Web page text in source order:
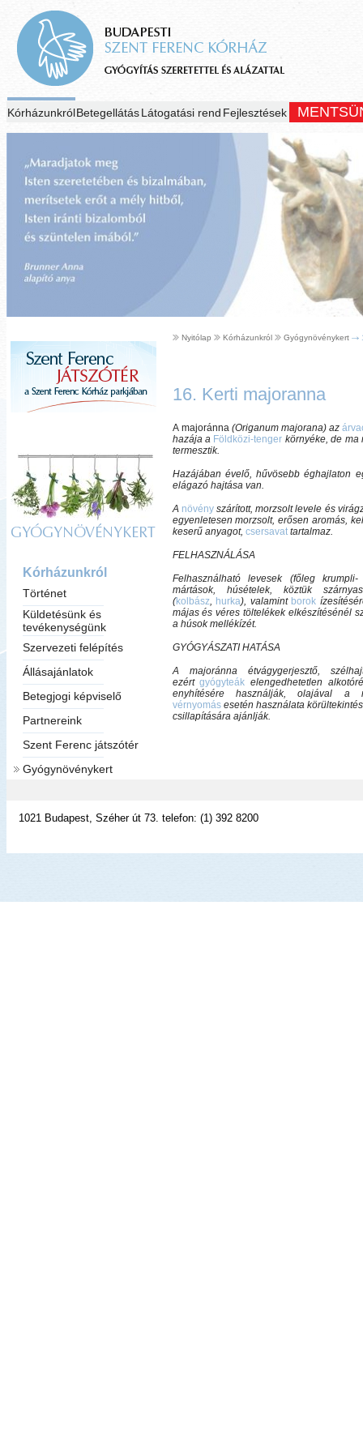
KórházunkrólBetegellátásLátogatási rend Fejlesztések
GYÓGYNÖVÉNYKERT
Kórházunkról
Történet
Küldetésünk és
tevékenységünk
Szervezeti felépítés
Állásajánlatok
Betegjogi képviselő
Partnereink
Szent Ferenc játszótér
Gyógynövénykert
Nyitólap Kórházunkról Gyógynövénykert
16. Kerti majoranna
A majoránna (Origanum majorana) az
hazája a Földközi-tenger környéke, de ma
termesztik.
Hazájában évelő, hűvösebb éghajlaton
elágazó hajtása van.
A növényszárított, morzsolt levele és
egyenletesen morzsolt, erősen aromás,
keserű anyagot, csersavattartalmaz.
FELHASZNÁLÁSA
Felhasználható levesek (főleg
mártások, húsételek, köztük
(kolbász, hurka), valamint borok
májas és véres töltelékek elkészítésénél
a húsok mellékízét.
GYÓGYÁSZATI HATÁSA
A majoránna étvágygerjesztő,
ezértgyógyteák elengedhetetlen
enyhítésére használják, olajával
vérnyomásesetén használata
csillapítására ajánlják.
1021 Budapest, Széher út 73. telefon: (1) 392 8200